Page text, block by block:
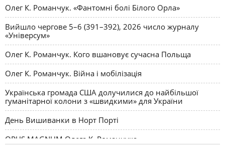
Олег К. Романчук. «Фантомні болі Білого Орла»
Вийшло чергове 5–6 (391–392), 2026 число журналу
«Універсум»
Олег К. Романчук. Кого вшановує сучасна Польща
Олег К. Романчук. Війна і мобілізація
Українська громада США долучилися до найбільшої
гуманітарної колони з «швидкими» для України
День Вишиванки в Норт Порті
OPUS MAGNUM Олега К. Романчука